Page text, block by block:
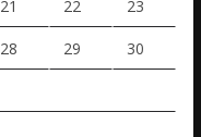
21 22 23
28 29 30